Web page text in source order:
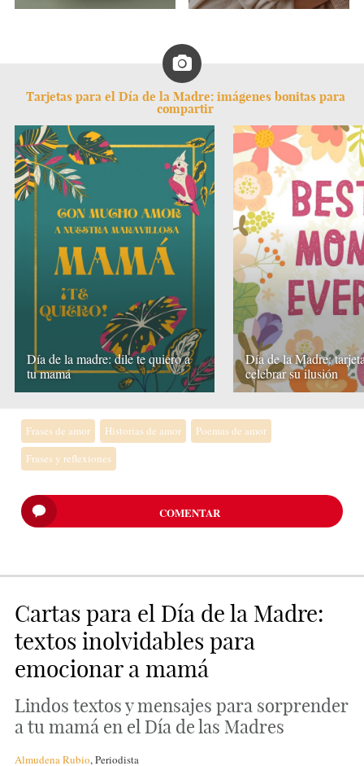
Tarjetas para el Día de la Madre: imágenes bonitas para
compartir
Día de la madre: dile te quiero a
tu mamá
Día de la Madre:
celebrar su ilusión
Frases de amor Historias de amor
Poemas de amor
Frases y reflexiones
COMENTAR
Cartas para el Día de la Madre:
textos inolvidables para
emocionar a mamá
Lindos textos y mensajes para sorprender
a tu mamá en el Día de las Madres
Almudena Rubio,Periodista